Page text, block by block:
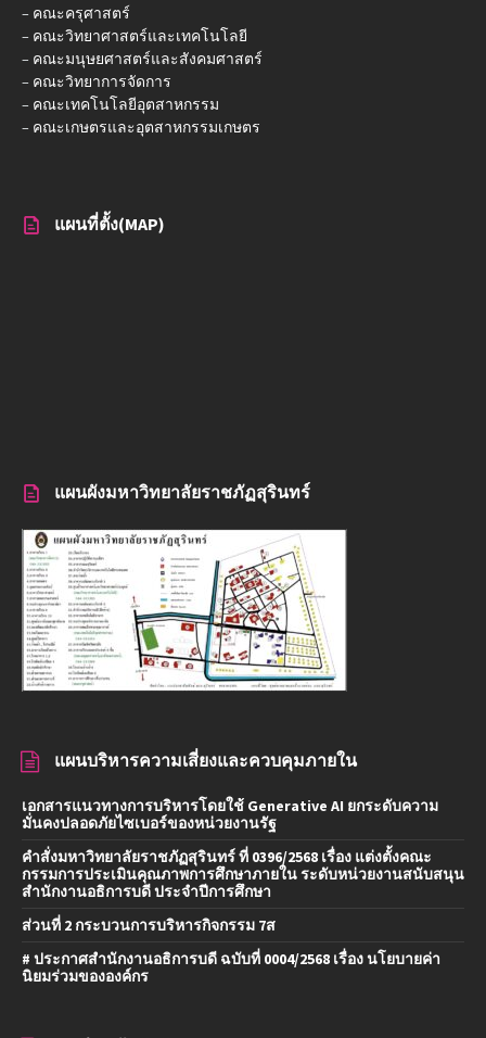
– คณะครุศาสตร์
– คณะวิทยาศาสตร์และเทคโนโลยี
– คณะมนุษยศาสตร์และสังคมศาสตร์
– คณะวิทยาการจัดการ
– คณะเทคโนโลยีอุตสาหกรรม
– คณะเกษตรและอุตสาหกรรมเกษตร
แผนที่ตั้ง(MAP)
แผนผังมหาวิทยาลัยราชภัฏสุรินทร์
แผนบริหารความเสี่ยงและควบคุมภายใน
เอกสารแนวทางการบริหารโดยใช้ Generative AI ยกระดับความ
มั่นคงปลอดภัยไซเบอร์ของหน่วยงานรัฐ
คำสั่งมหาวิทยาลัยราชภัฏสุรินทร์ ที่ 0396/2568 เรื่อง แต่งตั้งคณะ
กรรมการประเมินคุณภาพการศึกษาภายใน ระดับหน่วยงานสนับสนุน
สำนักงานอธิการบดี ประจำปีการศึกษา
ส่วนที่ 2 กระบวนการบริหารกิจกรรม 7ส
# ประกาศสำนักงานอธิการบดี ฉบับที่ 0004/2568 เรื่อง นโยบายค่า
นิยมร่วมขององค์กร